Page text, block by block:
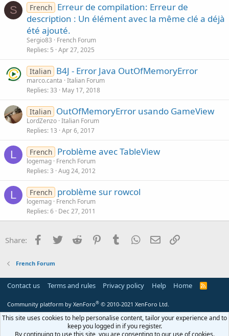
S French Erreur de compilation: Erreur de
description : Un élément avec la même clé a déjà
été ajouté.
Sergio83
French Forum
Replies 5 Apr 27, 2025
Italian B4J - Error Java OutOfMemoryError
marco.canta Italian Forum
Replies 33 May 17, 2018
Italian OutOfMemoryError usando GameView
LordZenzo Italian Forum
Replies 13 Apr 6, 2017
L French Problème avec TableView
logemag French Forum
Replies 3 Aug 24, 2012
L French problème sur rowcol
logemag French Forum
Replies 6 Dec 27, 2011
Share: Facebook
Twitter Reddit PinterestTumblr WhatsApp
Email
French Forum
Contact us Terms and rules Privacy policy Help Home
R
Community platform by XenForo® © 2010-2021 XenForo Ltd.
This site uses cookies to help personalise content, tailor your experience and to
keep you logged in if you register.
By continuing to use this site, you are consenting to our use of cookies.